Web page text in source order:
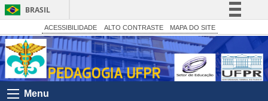
BRASIL
Simplifique!
Comunica BR
Participe
Acesso à informação
ACESSIBILIDADE ALTO CONTRASTE MAPA DO SITE
Menu